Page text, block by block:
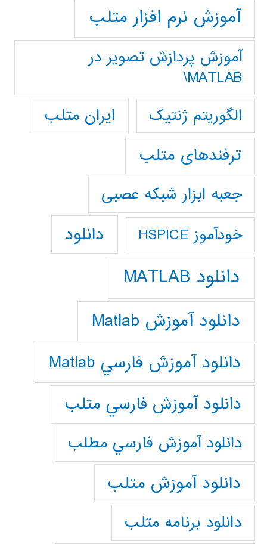
آموزش نرم افزار متلب
آموزش پردازش تصوير در
MATLAB\
الگوریتم ژنتیک
ایران متلب
ترفندهای متلب
جعبه ابزار شبکه عصبی
خودآموز HSPICE دانلود
دانلود MATLAB
دانلود آموزش Matlab
دانلود آموزش فارسي Matlab
دانلود آموزش فارسي متلب
دانلود آموزش فارسي مطلب
دانلود آموزش متلب
دانلود برنامه متلب